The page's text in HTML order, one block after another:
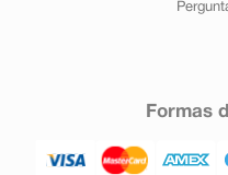
Formas